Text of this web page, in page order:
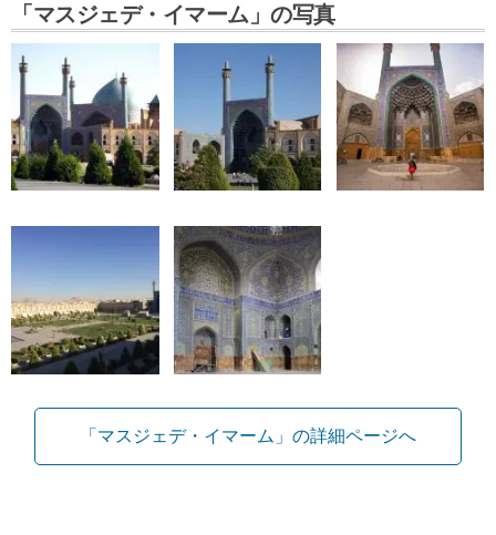
「マスジェデ・イマーム」の写真
「マスジェデ・イマーム」の詳細ページへ